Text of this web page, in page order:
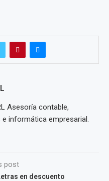
Asesoría contable,
informática empresarial.
post
en descuento